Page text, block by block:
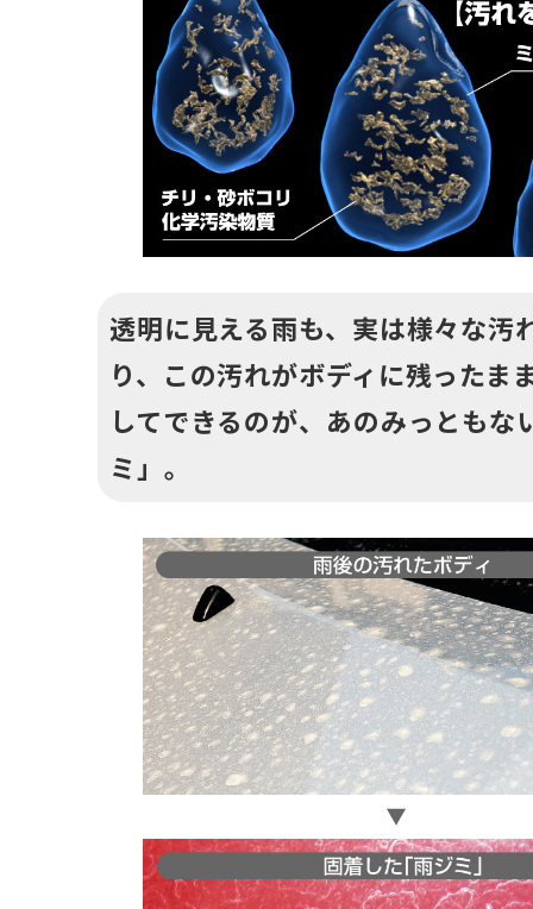
透明に見える雨も、実は様々な汚
り、この汚れがボディに残ったま
してできるのが、あのみっともな
ミ」。